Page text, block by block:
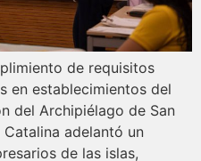
de requisitos
en establecimientos del
del Archipiélago de San
adelantó un
de las islas,